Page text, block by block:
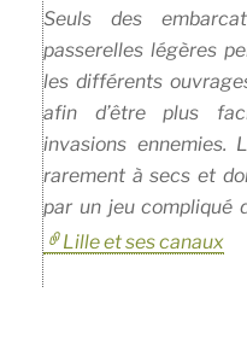
Seuls des
passerelles légères
les différents
afin d’être plus
invasions ennemies.
rarement à secs et
par un jeu compliqué
Lille et ses canaux